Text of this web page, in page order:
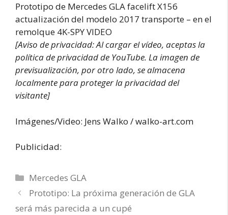
Prototipo de Mercedes GLA facelift X156
actualización del modelo 2017 transporte – en el
remolque 4K-SPY VIDEO
[Aviso de privacidad: Al cargar el vídeo, aceptas la
política de privacidad de YouTube. La imagen de
previsualización, por otro lado, se almacena
localmente para proteger la privacidad del
visitante]
Imágenes/Video: Jens Walko / walko-art.com
Publicidad:
Categorías
Mercedes GLA
Prototipo: La próxima generación de GLA
será más parecida a un cupé